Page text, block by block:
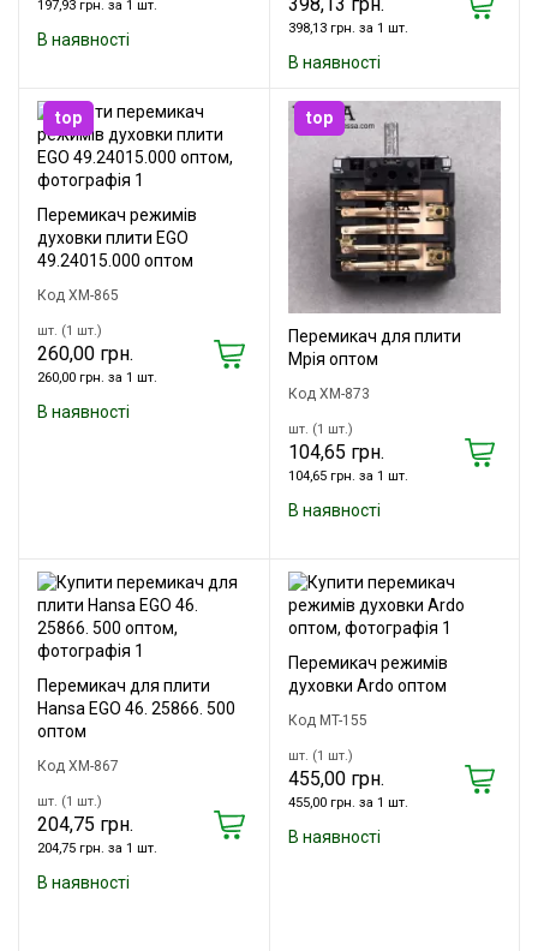
197,93 грн. за 1 шт.
В наявності
398,13 грн. за 1 шт.
В наявності
Перемикач режимів
духовки плити EGO
49.24015.000 оптом
Код XM-865
шт. (1 шт.)
260,00 грн.
260,00 грн. за 1 шт.
В наявності
top
Перемикач для плити
Мрія оптом
Код XM-873
шт. (1 шт.)
104,65 грн.
104,65 грн. за 1 шт.
В наявності
top
Перемикач для плити
Hansa EGO 46. 25866. 500
оптом
Код XM-867
шт. (1 шт.)
204,75 грн.
204,75 грн. за 1 шт.
В наявності
Перемикач режимів
духовки Ardo оптом
Код MT-155
шт. (1 шт.)
455,00 грн.
455,00 грн. за 1 шт.
В наявності